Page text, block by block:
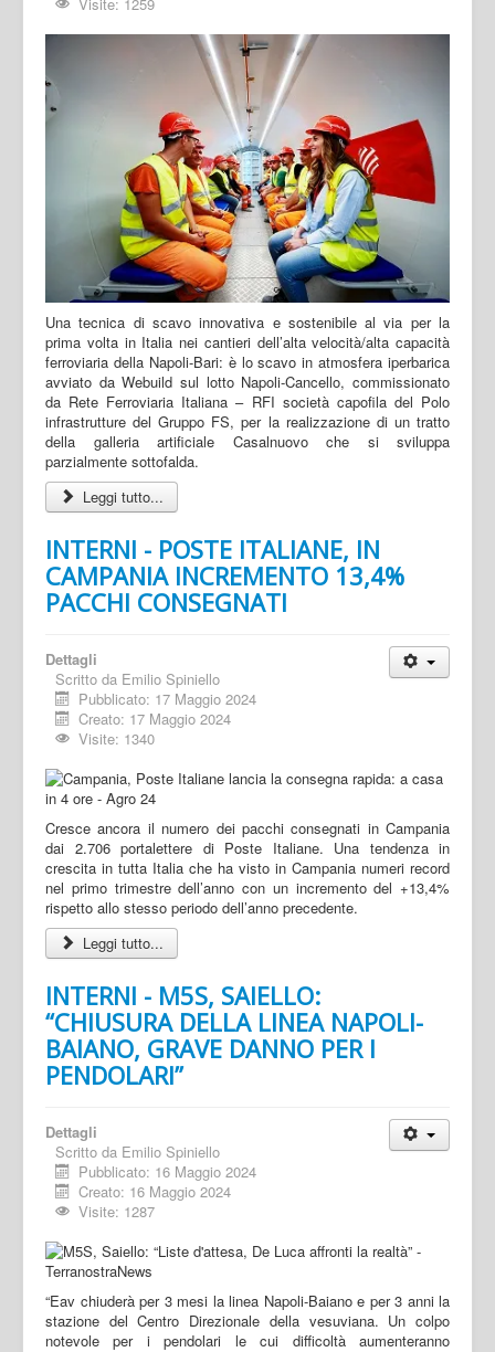
Una tecnica di scavo innovativa e sostenibile al via per la
prima volta in Italia nei cantieri dell’alta velocità/alta capacità
ferroviaria della Napoli-Bari: è lo scavo in atmosfera iperbarica
avviato da Webuild sul lotto Napoli-Cancello, commissionato
da Rete Ferroviaria Italiana – RFI società capofila del Polo
infrastrutture del Gruppo FS, per la realizzazione di un tratto
della galleria artificiale Casalnuovo che si sviluppa
parzialmente sottofalda.
Leggi tutto...
INTERNI - POSTE ITALIANE, IN
CAMPANIA INCREMENTO 13,4%
PACCHI CONSEGNATI
Dettagli
Scritto da Emilio Spiniello
Pubblicato: 17 Maggio 2024
Creato: 17 Maggio 2024
Visite: 1340
Cresce ancora il numero dei pacchi consegnati in Campania
dai 2.706 portalettere di Poste Italiane. Una tendenza in
crescita in tutta Italia che ha visto in Campania numeri record
nel primo trimestre dell’anno con un incremento del +13,4%
rispetto allo stesso periodo dell’anno precedente.
Leggi tutto...
INTERNI - M5S, SAIELLO:
“CHIUSURA DELLA LINEA NAPOLI-
BAIANO, GRAVE DANNO PER I
PENDOLARI”
Dettagli
Scritto da Emilio Spiniello
Pubblicato: 16 Maggio 2024
Creato: 16 Maggio 2024
Visite: 1287
“Eav chiuderà per 3 mesi la linea Napoli-Baiano e per 3 anni la
stazione del Centro Direzionale della vesuviana. Un colpo
notevole per i pendolari le cui difficoltà aumenteranno